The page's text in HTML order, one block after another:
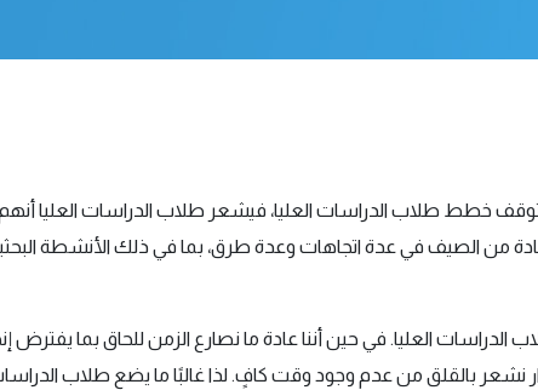
خطط طلاب الدراسات العليا، فيشعر طلاب الدراسات العليا أنهم
من الصيف في عدة اتجاهات وعدة طرق، بما في ذلك الأنشطة
العليا. في حين أننا عادة ما نصارع الزمن للحاق بما يفترض
بالقلق من عدم وجود وقت كافٍ. لذا غالبًا ما يضع طلاب الدراسات